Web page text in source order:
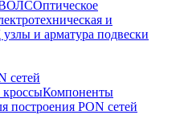
ВОЛСОптическое
и
и арматура подвески
сетей
Компоненты
построения PON сетей